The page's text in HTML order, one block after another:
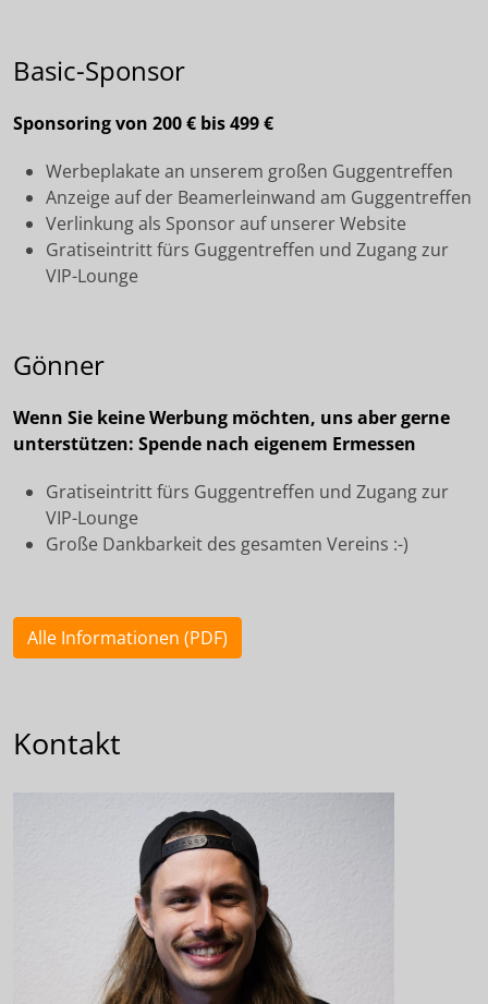
Basic-Sponsor
Sponsoring von 200 € bis 499 €
Werbeplakate an unserem großen Guggentreffen
Anzeige auf der Beamerleinwand am Guggentreffen
Verlinkung als Sponsor auf unserer Website
Gratiseintritt fürs Guggentreffen und Zugang zur
VIP-Lounge
Gönner
Wenn Sie keine Werbung möchten, uns aber gerne
unterstützen: Spende nach eigenem Ermessen
Gratiseintritt fürs Guggentreffen und Zugang zur
VIP-Lounge
Große Dankbarkeit des gesamten Vereins :-)
Alle Informationen (PDF)
Kontakt